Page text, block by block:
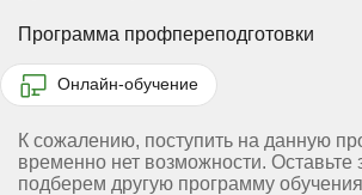
Программа профпереподготовки
Онлайн-обучение
К сожалению, поступить на данную
временно нет возможности. Оставьте
подберем другую программу обучения